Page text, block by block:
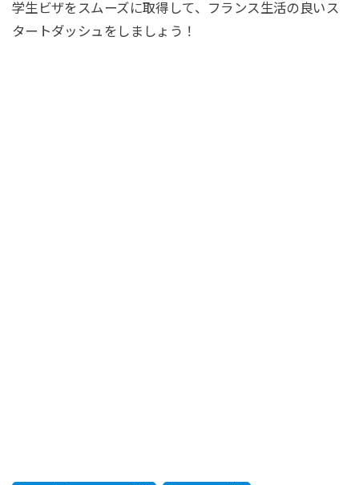
学生ビザをスムーズに取得して、フランス生活の良いス
タートダッシュをしましょう！